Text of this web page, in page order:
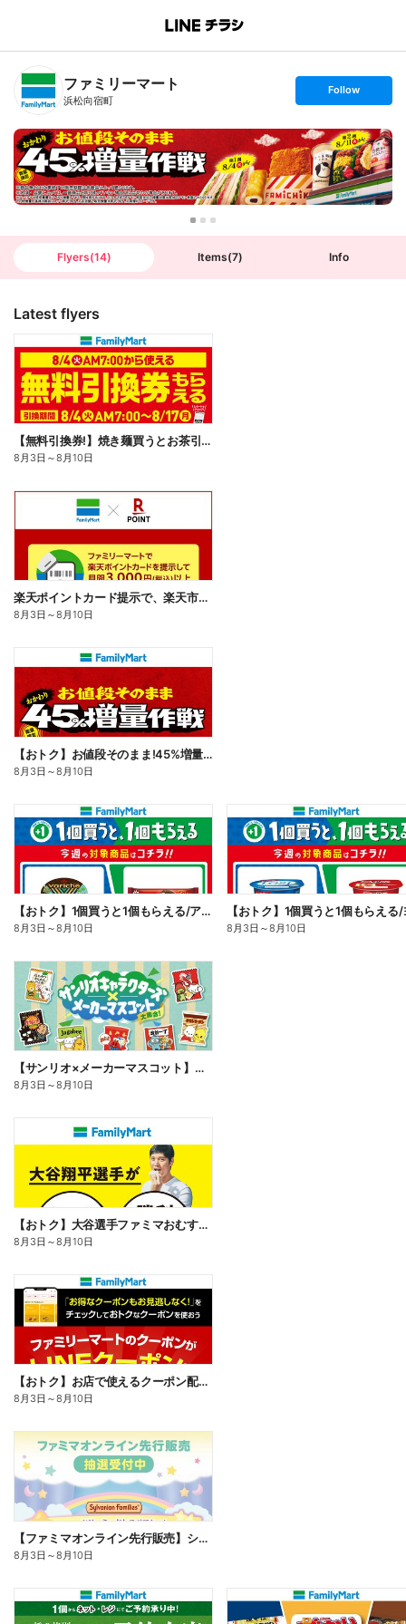
B
n
T
ファミリーマート
浜松向宿町
s
t
o
l
l
o
w
Follow
Flyers(14) Items(7) Info
Latest flyers
【無料引換券!】焼き麺買うとお茶引換券貰える!
8月3日 ～8月10日
楽天ポイントカード提示で、楽天市場でのお買い物がおトクに!
8月3日 ～8月10日
【おトク】お値段そのまま!45%増量作戦!
8月3日 ～8月10日
【おトク】1個買うと1個もらえる/アイス
8月3日 ～8月10日 8月3日 ～8月10日
【サンリオ×メーカーマスコット】オリジナルグッズ貰える!
8月3日 ～8月10日
【おトク】大谷選手ファミマおむすび割
8月3日 ～8月10日
【おトク】お店で使えるクーポン配信中
8月3日 ～8月10日
【ファミマオンライン先行販売】シルバニアファミリー
8月3日 ～8月10日